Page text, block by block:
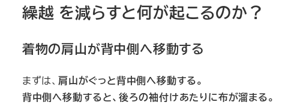
繰越 を減らすと何が起こるのか？
着物の肩山が背中側へ移動する
まずは、 肩山がぐっと背中側へ移動する。
背中側へ移動すると、後ろの袖付けあたりに布が溜まる。